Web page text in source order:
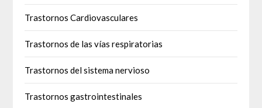
Trastornos Cardiovasculares
Trastornos de las vías respiratorias
Trastornos del sistema nervioso
Trastornos gastrointestinales